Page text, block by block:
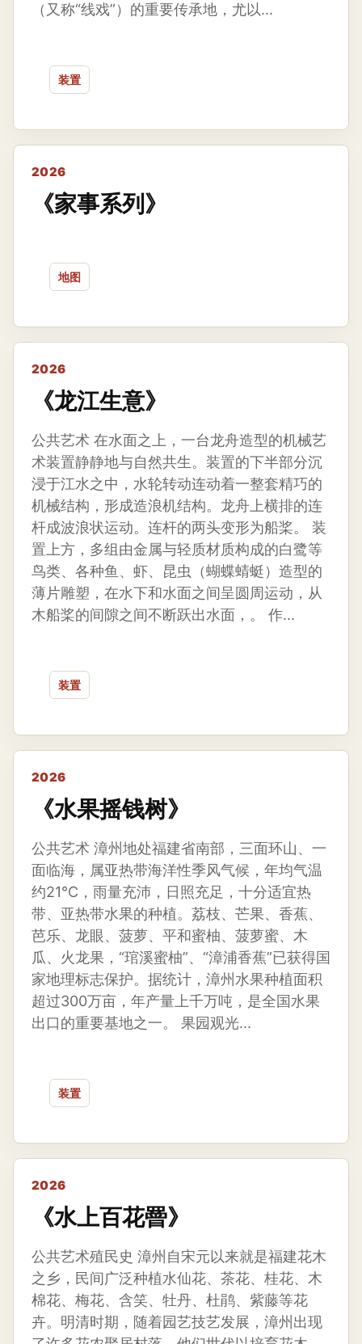
（又称“线戏”）的重要传承地，尤以...
装置
2026
《家事系列》
地图
2026
《龙江生意》
公共艺术 在水面之上，一台龙舟造型的机械艺
术装置静静地与自然共生。装置的下半部分沉
浸于江水之中，水轮转动连动着一整套精巧的
机械结构，形成造浪机结构。龙舟上横排的连
杆成波浪状运动。连杆的两头变形为船桨。 装
置上方，多组由金属与轻质材质构成的白鹭等
鸟类、各种鱼、虾、昆虫（蝴蝶蜻蜓）造型的
薄片雕塑，在水下和水面之间呈圆周运动，从
木船桨的间隙之间不断跃出水面，。 作...
装置
2026
《水果摇钱树》
公共艺术 漳州地处福建省南部，三面环山、一
面临海，属亚热带海洋性季风气候，年均气温
约21℃，雨量充沛，日照充足，十分适宜热
带、亚热带水果的种植。荔枝、芒果、香蕉、
芭乐、龙眼、菠萝、平和蜜柚、菠萝蜜、木
瓜、火龙果，“琯溪蜜柚”、“漳浦香蕉”已获得国
家地理标志保护。据统计，漳州水果种植面积
超过300万亩，年产量上千万吨，是全国水果
出口的重要基地之一。 果园观光...
装置
2026
《水上百花罾》
公共艺术殖民史 漳州自宋元以来就是福建花木
之乡，民间广泛种植水仙花、茶花、桂花、木
棉花、梅花、含笑、牡丹、杜鹃、紫藤等花
卉。明清时期，随着园艺技艺发展，漳州出现